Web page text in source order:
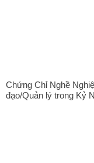
Chứng Chỉ Nghề
đạo/Quản lý trong Kỷ